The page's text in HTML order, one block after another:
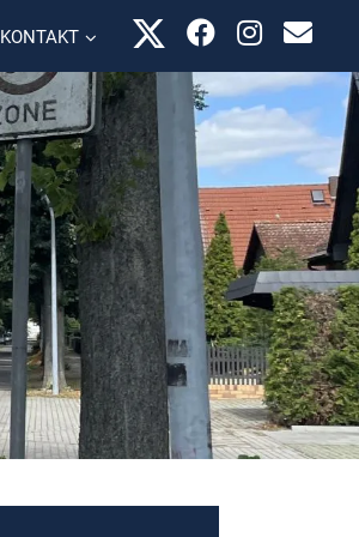
KONTAKT